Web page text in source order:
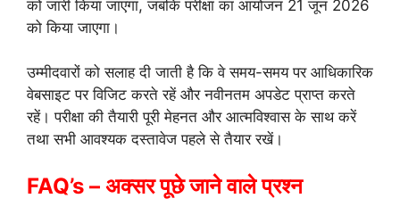
को जारी किया जाएगा, जबकि परीक्षा का आयोजन 21 जून 2026
को किया जाएगा।
उम्मीदवारों को सलाह दी जाती है कि वे समय-समय पर आधिकारिक
वेबसाइट पर विजिट करते रहें और नवीनतम अपडेट प्राप्त करते
रहें। परीक्षा की तैयारी पूरी मेहनत और आत्मविश्वास के साथ करें
तथा सभी आवश्यक दस्तावेज पहले से तैयार रखें।
FAQ’s – अक्सर पूछे जाने वाले प्रश्न